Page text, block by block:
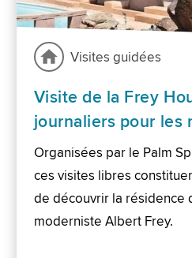
Visites guidées
Visite de la Frey
journaliers pour les
Organisées par le Palm
ces visites libres
de découvrir la résidence
moderniste Albert Frey.